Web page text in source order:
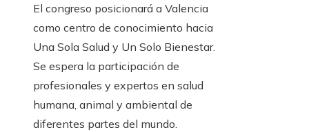
El congreso posicionará a Valencia
como centro de conocimiento hacia
Una Sola Salud y Un Solo Bienestar.
Se espera la participación de
profesionales y expertos en salud
humana, animal y ambiental de
diferentes partes del mundo.